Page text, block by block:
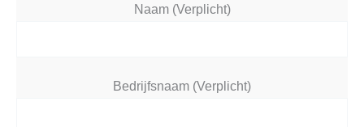
Naam (Verplicht)
Bedrijfsnaam (Verplicht)